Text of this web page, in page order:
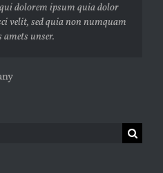
dolorem ipsum quia dolor
velit, sed quia non numquam
unser.
at est id ligula facilisis
at ultrices dui.
ipsums fugiats nemis.